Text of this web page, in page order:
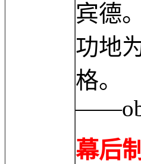
宾德
功地
格。
幕后